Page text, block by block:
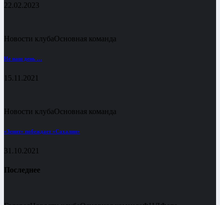
22.02.2023
Новости клубаОсновная команда
Не наш день …
15.11.2021
Новости клубаОсновная команда
«Зенит» побеждает «Сахалин»
31.10.2021
Последнее